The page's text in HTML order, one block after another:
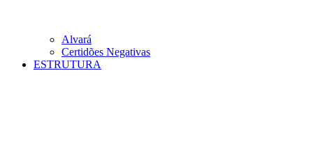
Alvará
Certidões Negativas
ESTRUTURA